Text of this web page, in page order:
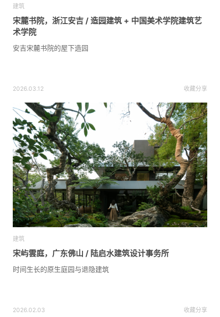
建筑
宋麓书院，浙江安吉 / 造园建筑 + 中国美术学院建筑艺
术学院
安吉宋麓书院的屋下造园
2026.03.12 收藏分享
建筑
宋屿雲庭，广东佛山 / 陆启水建筑设计事务所
时间生长的原生庭园与退隐建筑
2026.02.03 收藏分享